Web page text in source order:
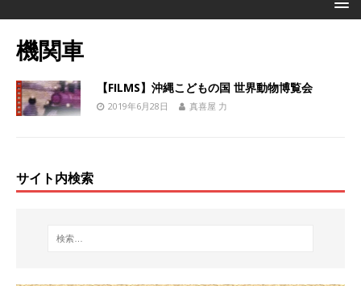
機関車
【FILMS】沖縄こどもの国 世界動物博覧会
2019年6月28日 真喜屋 力
サイト内検索